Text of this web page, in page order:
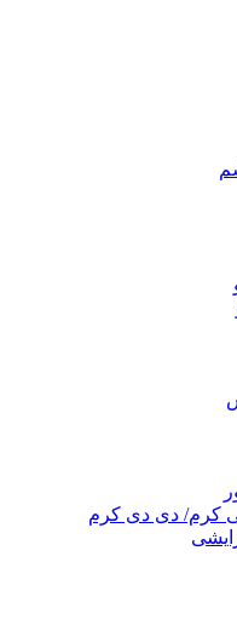
کرم/ دی دی کرم